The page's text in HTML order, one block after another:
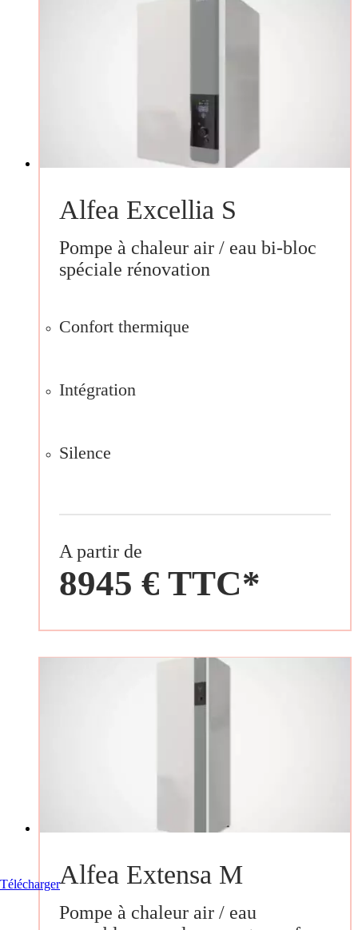
Alfea Excellia S
Pompe à chaleur air / eau bi-bloc
spéciale rénovation
Confort thermique
Intégration
Silence
A partir de
8945 € TTC*
Alfea Extensa M
Pompe à chaleur air / eau
Télécharger